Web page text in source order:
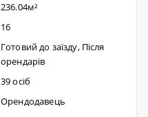
236.04м²
16
Готовий до заïзду, Після
орендарів
39 осіб
Орендодавець